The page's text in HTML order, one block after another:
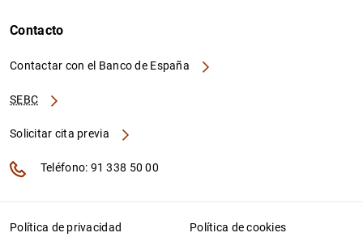
Contacto
Contactar con el Banco de España
SEBC
Solicitar cita previa
Teléfono: 91 338 50 00
Política de privacidad Política de cookies